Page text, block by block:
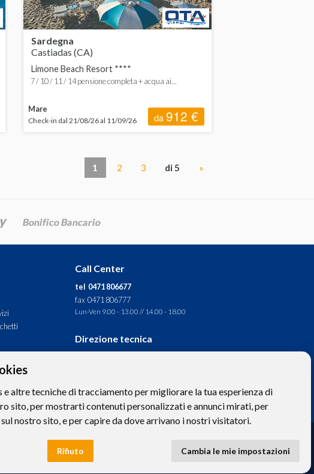
e altre tecniche di tracciamento per migliorare la tua esperienza di
sito, per mostrarti contenuti personalizzati e annunci mirati, per
nostro sito, e per capire da dove arrivano i nostri visitatori.
Rifiuto Cambia le mie impostazioni
Sardegna
Castiadas (CA)
Limone Beach Resort ****
7 / 10 / 11 / 14 pensione completa + acqua ai...
Mare
Check-in dal 21/08/26 al 11/09/26 da912 €
1 2 3 di 5 »
Call Center
tel 0471 806677
fax 0471 806777
Lun-Ven 9.00 - 13.00 // 14.00 - 18.00
Direzione tecnica
P.IVA: 01652670215
di Bolzano, BZ-154275 | ignastoursrl@mail-certificata.org